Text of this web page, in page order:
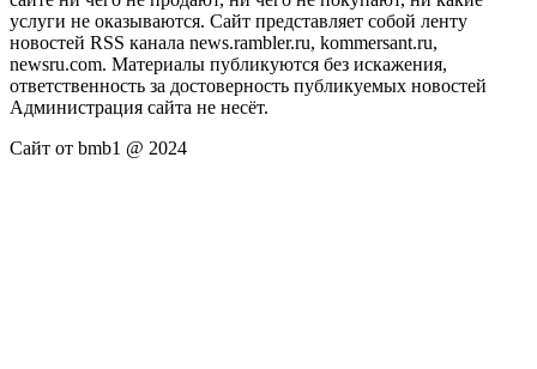
услуги не оказываются. Сайт представляет собой ленту
новостей RSS канала news.rambler.ru, kommersant.ru,
newsru.com. Материалы публикуются без искажения,
ответственность за достоверность публикуемых новостей
Администрация сайта не несёт.
Сайт от bmb1 @ 2024